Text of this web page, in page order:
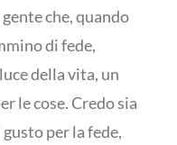
che, quando
di fede,
della vita, un
le cose. Credo sia
per la fede,